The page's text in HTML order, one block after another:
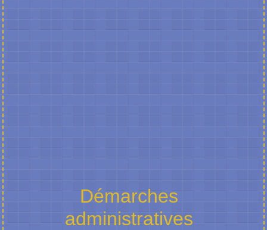
Démarches
administratives